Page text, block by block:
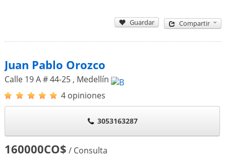
Guardar Compartir
Juan Pablo Orozco
Calle 19 A # 44-25 , Medellín
4 opiniones
3053163287
160000CO$ / Consulta